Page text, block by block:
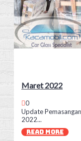
Maret 2022
0
Update
2022...
READ MORE